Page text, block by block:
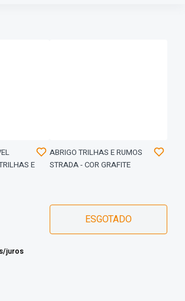
E
juros
ABRIGO TRILHAS E RUMOS
STRADA - COR GRAFITE
ESGOTADO